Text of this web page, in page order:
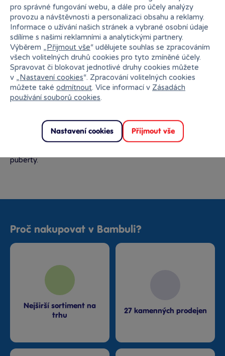
Popis kategorie
Chcete své děti podpořit v lásce ke zvířatům? Nebo už
jsou hračky se zvířátky u vás doma ty nejoblíbenější?
africké savany nebo amazonského pralesa. Hrníčky nebo
textil se zvířecími motivy je navíc univerzální a jen tak
nezestárne. Dětem se (na rozdíl od některých pohádkových
puberty.
Proč nakupovat v Bambuli?
Nejširší sortiment na
trhu
27 kamenných prodejen
pro správné fungování webu, a dále pro účely analýzy
provozu a návštěvnosti a personalizaci obsahu a reklamy.
Informace o užívání našich stránek a vybrané osobní údaje
sdílíme s našimi reklamními a analytickými partnery.
Výběrem „Přijmout vše“ udělujete souhlas se zpracováním
všech volitelných druhů cookies pro tyto zmíněné účely.
Spravovat či blokovat jednotlivé druhy cookies můžete
v „Nastavení cookies“. Zpracování volitelných cookies
můžete také odmítnout. Více informací v Zásadách
používání souborů cookies.
Nastavení cookies Přijmout vše